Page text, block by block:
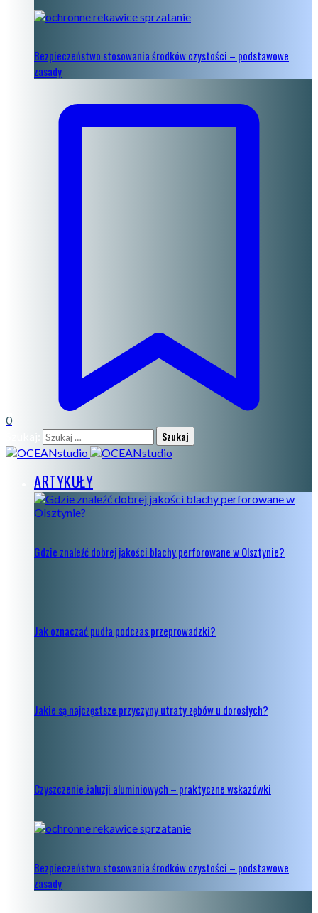
Bezpieczeństwo stosowania środków czystości – podstawowe
zasady
0
ARTYKUŁY
Gdzie znaleźć dobrej jakości blachy perforowane w Olsztynie?
Jak oznaczać pudła podczas przeprowadzki?
Jakie są najczęstsze przyczyny utraty zębów u dorosłych?
Czyszczenie żaluzji aluminiowych – praktyczne wskazówki
Bezpieczeństwo stosowania środków czystości – podstawowe
zasady